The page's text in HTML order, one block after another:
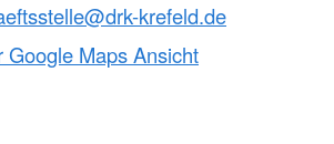
krefeld.de
Google Maps Ansicht